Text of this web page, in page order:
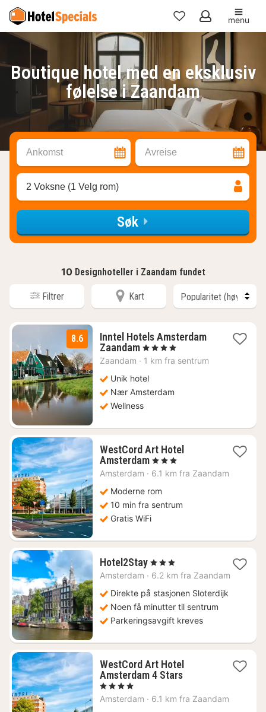
Mine
favoritter
menu
Boutique hotel med en eksklusiv
følelse i Zaandam
Ankomst Avreise
2 Voksne (1 Velg rom)
Søk
10 Designhoteller i Zaandam fundet
Filtrer Kart
8.6
Inntel Hotels Amsterdam
Zaandam1
natt
1133
kr.
, 4 Stjerner
Zaandam · 1 km fra sentrum
Unik hotel
Nær Amsterdam
Wellness
WestCord Art Hotel
Amsterdam1
natt
1416
kr.
, 3 Stjerner
Amsterdam · 6.1 km fra Zaandam
Moderne rom
10 min fra sentrum
Gratis WiFi
Hotel2Stay1
natt
1157
kr.
, 3 Stjerner
Amsterdam · 6.2 km fra Zaandam
Direkte på stasjonen Sloterdijk
Noen få minutter til sentrum
Parkeringsavgift kreves
WestCord Art Hotel
Amsterdam 4 Stars1
fra
, 4 Stjerner
Amsterdam · 6.1 km fra Zaandam